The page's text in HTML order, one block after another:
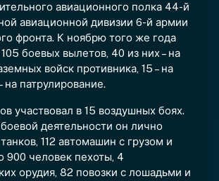
авиационного полка 44-й
авиационной дивизии 6-й армии
фронта. К ноябрю того же года
боевых вылетов, 40 из них – на
войск противника, 15 – на
на патрулирование.
участвовал в 15 воздушных боях.
боевой деятельности он лично
112 автомашин с грузом и
900 человек пехоты, 4
орудия, 82 повозки с лошадьми и